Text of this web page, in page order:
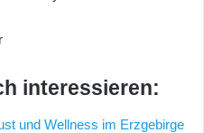
interessieren:
und Wellness im Erzgebirge